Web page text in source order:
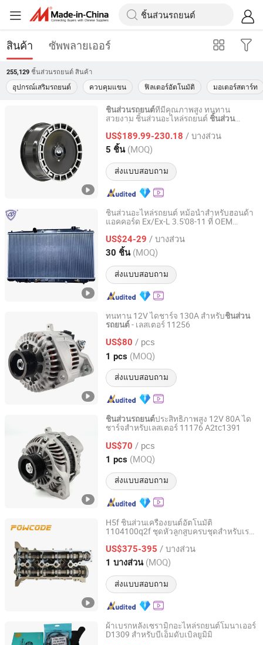
สินค้า ซัพพลายเออร์
255,129 ชิ้นส่วนรถยนต์ สินค้า
อุปกรณ์เสริมรถยนต์ ควบคุมแขน ฟิลเตอร์อัตโนมัติ มอเตอร์สตาร์ท
ชิ้นส่วนรถยนต์ที่มีคุณภาพสูง ทนทาน
สวยงาม ชิ้นส่วนอะไหล่รถยนต์ ชิ้นส่วน
Li Auto L7 L8 L9 2022-2026
US$189.99-230.18 / บางส่วน
5 ชิ้น (MOQ)
ส่งแบบสอบถาม
Chengdu Xinkairui Trading Co., Ltd.
Sichuan, China อัตราจาก 2026
ชิ้นส่วนอะไหล่รถยนต์ หม้อน้ำสำหรับฮอนด้า
แอคคอร์ด Ex/Ex-L 3.5'08-11 ที่ OEM
US$24-29 / บางส่วน
30 ชิ้น (MOQ)
ส่งแบบสอบถาม
GUANGZHOU JIA SHENG DA RADIATOR CO., LTD.
Guangdong, China อัตราจาก 2022
ทนทาน 12V ไดชาร์จ 130A สำหรับชิ้นส่วน
รถยนต์- เลสเตอร์ 11256
US$80 / pcs
1 pcs (MOQ)
ส่งแบบสอบถาม
Ningbo Hi-Tech Altering Motor Co., Ltd.
Zhejiang, China อัตราจาก 2009
ชิ้นส่วนรถยนต์ประสิทธิภาพสูง 12V 80A ได
ชาร์จสำหรับเลสเตอร์ 11176 A2tc1391
US$70 / pcs
1 pcs (MOQ)
ส่งแบบสอบถาม
Ningbo Hi-Tech Altering Motor Co., Ltd.
Zhejiang, China อัตราจาก 2009
H5f ชิ้นส่วนเครื่องยนต์อัตโนมัติ
1104100q2f ชุดหัวลูกสูบครบชุดสำหรับเร
US$375-395 / บางส่วน
1 บางส่วน (MOQ)
ส่งแบบสอบถาม
Haiyi Import & Export (Shanghai) Co., Ltd.
Shanghai, China อัตราจาก 2026
ผ้าเบรกหลังเซรามิกอะไหล่รถยนต์โมนาเออร์
D1309 สำหรับบีเอ็มดับเบิลยูมิมิ
Hengshui Xianglong Brake Material Co., Ltd.